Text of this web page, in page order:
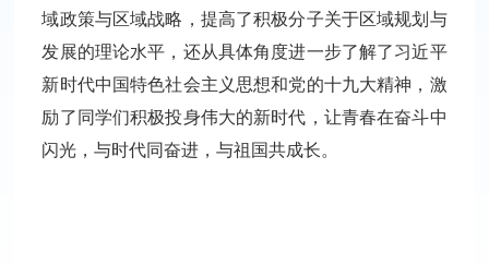
域政策与区域战略，提高了积极分子关于区域规划与
发展的理论水平，还从具体角度进一步了解了习近平
新时代中国特色社会主义思想和党的十九大精神，激
励了同学们积极投身伟大的新时代，让青春在奋斗中
闪光，与时代同奋进，与祖国共成长。